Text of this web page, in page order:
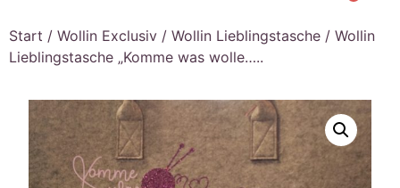
Start / Wollin Exclusiv / Wollin Lieblingstasche / Wollin
Lieblingstasche „Komme was wolle…..